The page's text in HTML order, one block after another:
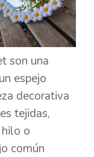
son una
espejo
decorativa
tejidas,
o
común